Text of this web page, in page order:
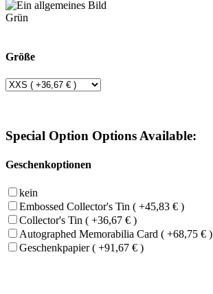
Grün
Größe
Special Option Options Available:
Geschenkoptionen
kein
Embossed Collector's Tin ( +45,83 € )
Collector's Tin ( +36,67 € )
Autographed Memorabilia Card ( +68,75 € )
Geschenkpapier ( +91,67 € )